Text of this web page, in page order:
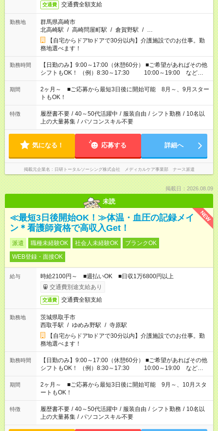
交通費 交通費全額支給
勤務地
群馬県高崎市
北高崎駅 / 高崎問屋町駅 / 倉賀野駅 / …
【自宅からドアtoドアで30分以内】介護施設でのお仕事。勤
務地選べます！
勤務時間
【日勤のみ】9:00～17:00（休憩60分） ■ご希望があればその他
シフトもOK！ （例）8:30～17:30 10:00～19:00 など
「家族とお休みを合わせたい」 「できれば残業はしたくない」
など、あなたのご希望に沿ったお仕事をご紹介します！ ※Wワ
ーク希望の方へ 今ご覧のお仕事で希望する勤務時間と、もう1つ
のお仕事の勤務時間。 合計で週40時間を超える場合は応募でき
ません
期間
2ヶ月～ ■ご応募から最短3日後に開始可能 8月～、9月スター
トもOK！
特徴 履歴書不要 / 40～50代活躍中 / 服装自由 / シフト勤務 / 10名以
上の大量募集 / パソコンスキル不要
気になる！ 応募する 詳細へ
掲載元企業名 日研トータルソーシング株式会社 メディカルケア事業部 ナース派遣
掲載日：2026.08.09
未読
NEW
≪最短3日後開始OK！≫体温・血圧の記録メイ
ン＊看護師資格で高収入Get！
派遣 職種未経験OK 社会人未経験OK
ブランクOK
WEB登録・面接OK
給与
時給2100円～ ■週払いOK ■日収1万6800円以上
交通費別途支給あり
交通費 交通費全額支給
勤務地
茨城県取手市
西取手駅 / ゆめみ野駅 / 寺原駅
【自宅からドアtoドアで30分以内】介護施設でのお仕事。勤
務地選べます！
勤務時間
【日勤のみ】9:00～17:00（休憩60分） ■ご希望があればその他
シフトもOK！ （例）8:30～17:30 10:00～19:00 など
「家族とお休みを合わせたい」 「できれば残業はしたくない」
など、あなたのご希望に沿ったお仕事をご紹介します！ ※Wワ
ーク希望の方へ 今ご覧のお仕事で希望する勤務時間と、もう1つ
のお仕事の勤務時間。 合計で週40時間を超える場合は応募でき
ません
期間
2ヶ月～ ■ご応募から最短3日後に開始可能 9月～、10月スタ
ートもOK！
特徴 履歴書不要 / 40～50代活躍中 / 服装自由 / シフト勤務 / 10名以
上の大量募集 / パソコンスキル不要